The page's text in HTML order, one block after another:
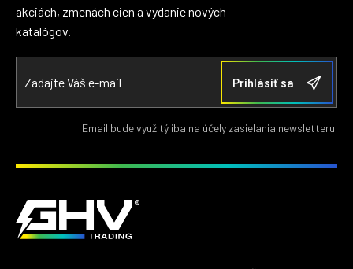
akciách, zmenách cien a vydanie nových
katalógov.
Email bude využitý iba na účely zasielania newsletteru.